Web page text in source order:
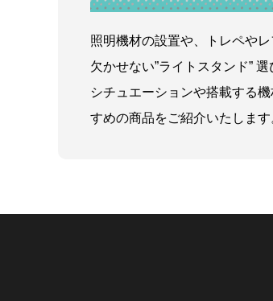
照明機材の設置や、トレペや
欠かせない”ライトスタンド”
シチュエーションや搭載する
すめの商品をご紹介いたします